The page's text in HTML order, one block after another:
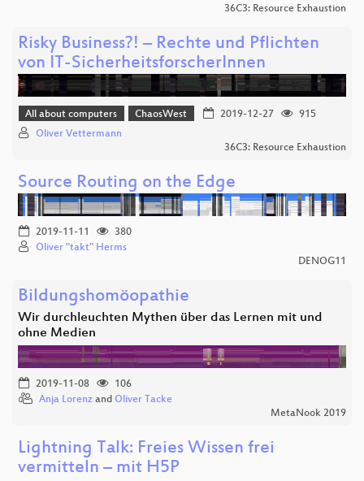
36C3: Resource Exhaustion
Risky Business?! – Rechte und Pflichten
von IT-SicherheitsforscherInnen
All about computers ChaosWest 2019-12-27
915
Oliver Vettermann
36C3: Resource Exhaustion
Source Routing on the Edge
2019-11-11
380
Oliver "takt" Herms
DENOG11
Bildungshomöopathie
Wir durchleuchten Mythen über das Lernen mit und
ohne Medien
2019-11-08
106
Anja Lorenz and Oliver Tacke
MetaNook 2019
Lightning Talk: Freies Wissen frei
vermitteln – mit H5P